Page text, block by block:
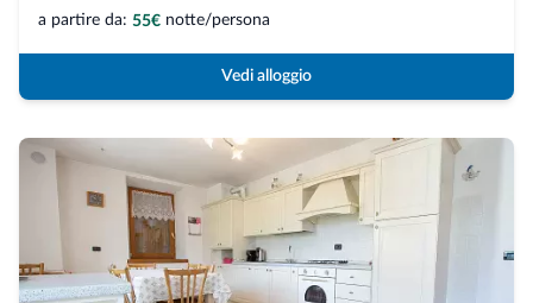
a partire da: 55€ notte/persona
Vedi alloggio